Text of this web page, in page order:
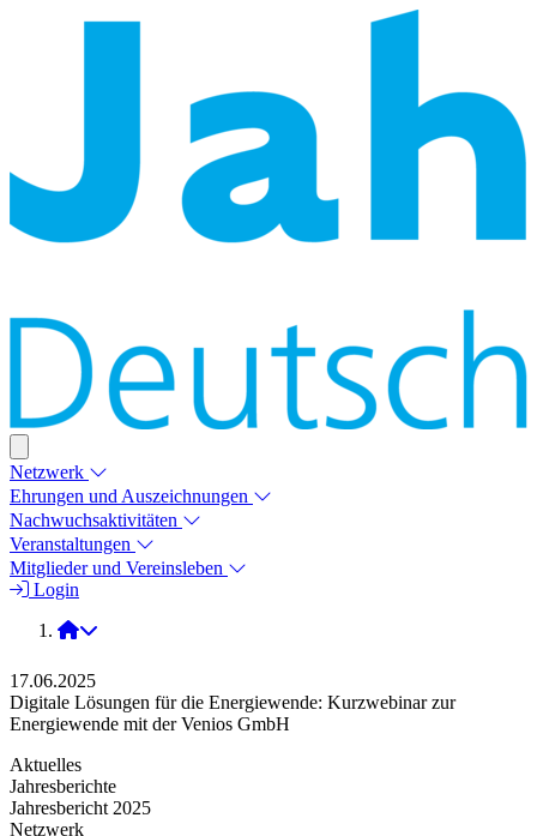
Netzwerk
Ehrungen und Auszeichnungen
Nachwuchsaktivitäten
Veranstaltungen
Mitglieder und Vereinsleben
Login
2025
17.06.2025
Digitale Lösungen für die Energiewende: Kurzwebinar zur
Energiewende mit der Venios GmbH
Aktuelles
Jahresberichte
Jahresbericht 2025
Netzwerk